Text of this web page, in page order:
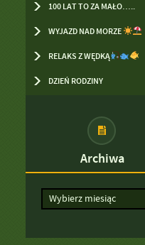
100 LAT TO ZA MAŁO…..
WYJAZD NAD MORZE
RELAKS Z WĘDKĄ
DZIEŃ RODZINY
Archiwa